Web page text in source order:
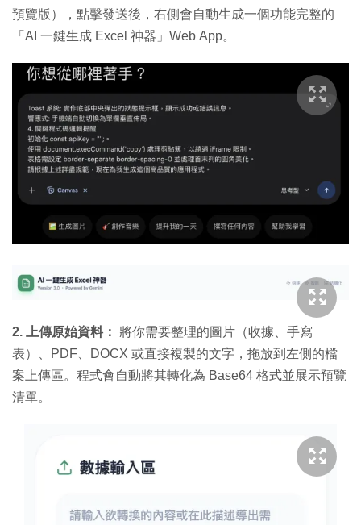
預覽版），點擊發送後，右側會自動生成一個功能完整的
「AI 一鍵生成 Excel 神器」Web App。
2. 上傳原始資料：
將你需要整理的圖片（收據、手寫
表）、PDF、DOCX 或直接複製的文字，拖放到左側的檔
案上傳區。程式會自動將其轉化為 Base64 格式並展示預覽
清單。